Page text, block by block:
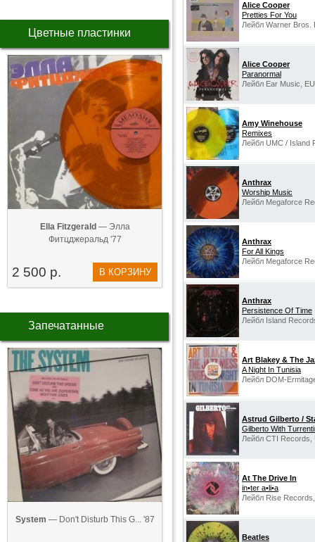
Цветные пластинки
Ella Fitzgerald — Элла
Фитцджеральд '77
2 500 р. В КОРЗИНУ
Запечатанные
System — Don't Disturb This G... '87
Alice Cooper
Pretties For You
Лейбл Warner Bros.
Alice Cooper
Paranormal
Лейбл Ear Music,
Amy Winehouse
Remixes
Лейбл UMC / Island
Anthrax
Worship Music
Лейбл Megaforce
Anthrax
For All Kings
Лейбл Megaforce
Anthrax
Persistence Of Time
Лейбл Island
Art Blakey & The
A Night In Tunisia
Лейбл DOM-
Astrud Gilberto /
Gilberto With
Лейбл CTI Records,
At The Drive In
in•ter a•li•a
Лейбл Rise
Beatles